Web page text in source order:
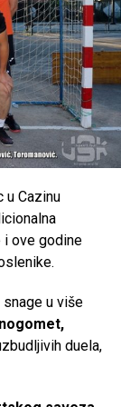
u Cazinu
i ove godine
u više
duela,